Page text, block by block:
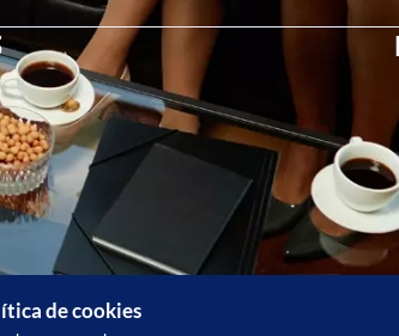
de cookies